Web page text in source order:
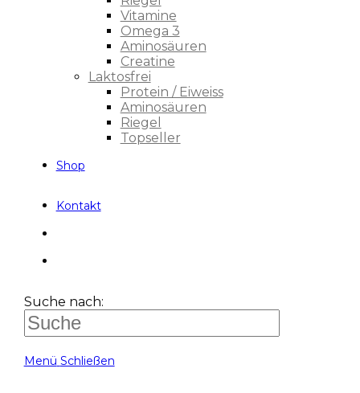
Vitamine
Omega 3
Aminosäuren
Creatine
Laktosfrei
Protein / Eiweiss
Aminosäuren
Riegel
Topseller
Shop
Kontakt
Suche nach:
Menü Schließen